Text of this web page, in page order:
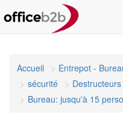
Accueil
Entrepot -
sécurité
Bureau: jusqu'à 15